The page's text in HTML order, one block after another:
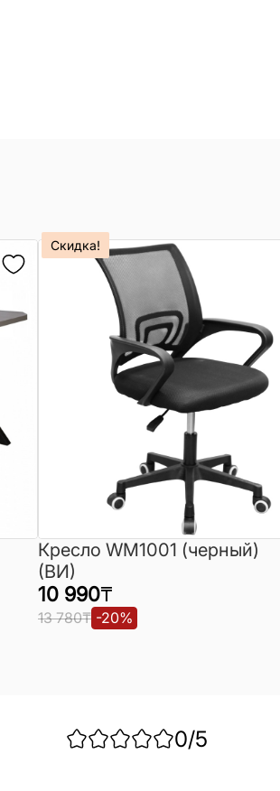
Скидка!
Кресло WM1001 (черный)
(ВИ)
10 990₸
13 780₸ -20%
0/5